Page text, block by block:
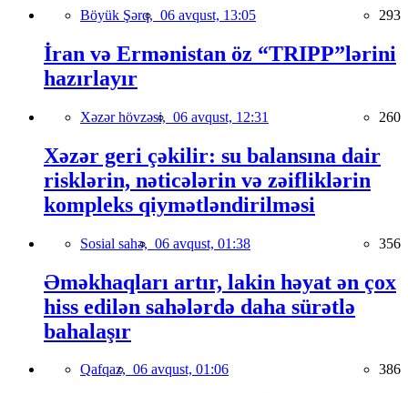
Böyük Şərq, 06 avqust, 13:05 293
İran və Ermənistan öz “TRIPP”lərini
hazırlayır
Xəzər hövzəsi, 06 avqust, 12:31 260
Xəzər geri çəkilir: su balansına dair
risklərin, nəticələrin və zəifliklərin
kompleks qiymətləndirilməsi
Sosial sahə, 06 avqust, 01:38 356
Əməkhaqları artır, lakin həyat ən çox
hiss edilən sahələrdə daha sürətlə
bahalaşır
Qafqaz, 06 avqust, 01:06 386